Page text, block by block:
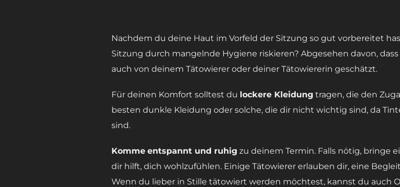
Nachdem du deine Haut im Vorfeld der Sitzung so gut vorbereitet
Sitzung durch mangelnde Hygiene riskieren? Abgesehen davon,
auch von deinem Tätowierer oder deiner Tätowiererin geschätzt.
Für deinen Komfort solltest du lockere Kleidung tragen, die den
besten dunkle Kleidung oder solche, die dir nicht wichtig sind, da
sind.
Komme entspannt und ruhig zu deinem Termin. Falls nötig, bringe
dir hilft, dich wohlzufühlen. Einige Tätowierer erlauben dir, eine
Wenn du lieber in Stille tätowiert werden möchtest, kannst du auch